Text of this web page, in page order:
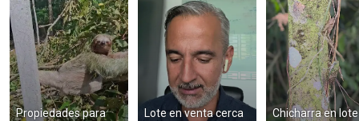
Propiedades para
Lote en venta cerca
Chicharra en